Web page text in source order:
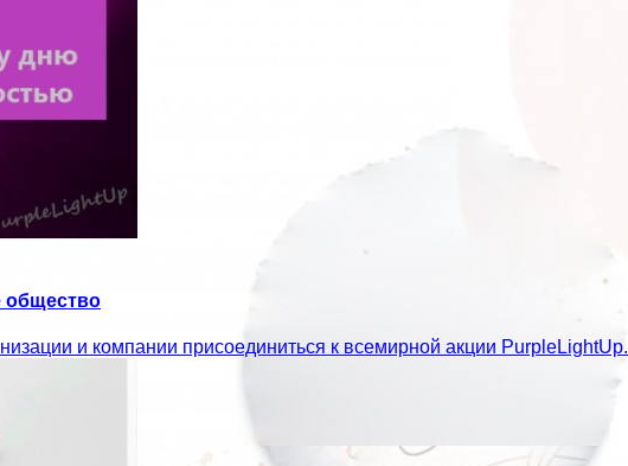
общество
и компании присоединиться к всемирной акции PurpleLightUp.